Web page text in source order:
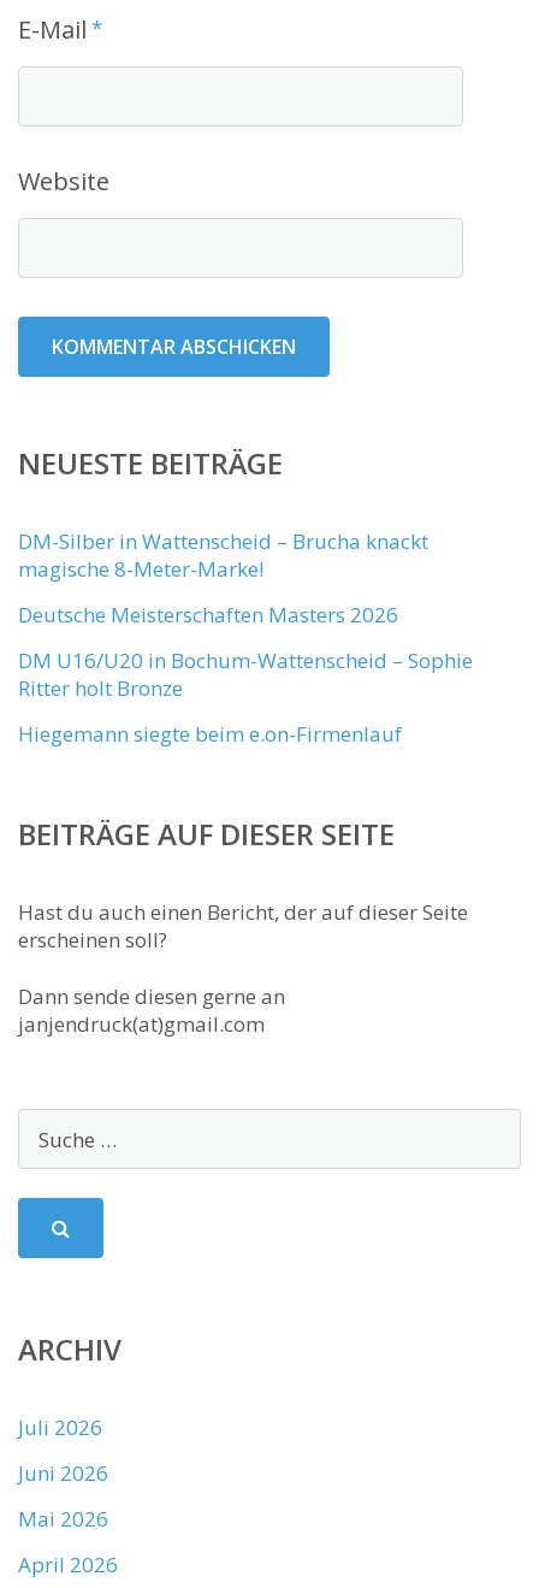
E-Mail *
Website
NEUESTE BEITRÄGE
DM-Silber in Wattenscheid – Brucha knackt
magische 8-Meter-Marke!
Deutsche Meisterschaften Masters 2026
DM U16/U20 in Bochum-Wattenscheid – Sophie
Ritter holt Bronze
Hiegemann siegte beim e.on-Firmenlauf
BEITRÄGE AUF DIESER SEITE
Hast du auch einen Bericht, der auf dieser Seite
erscheinen soll?
Dann sende diesen gerne an
janjendruck(at)gmail.com
ARCHIV
Juli 2026
Juni 2026
Mai 2026
April 2026